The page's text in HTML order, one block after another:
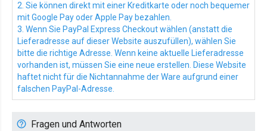
2. Sie können direkt mit einer Kreditkarte oder noch bequemer
mit Google Pay oder Apple Pay bezahlen.
3. Wenn Sie PayPal Express Checkout wählen (anstatt die
Lieferadresse auf dieser Website auszufüllen), wählen Sie
bitte die richtige Adresse. Wenn keine aktuelle Lieferadresse
vorhanden ist, müssen Sie eine neue erstellen. Diese Website
haftet nicht für die Nichtannahme der Ware aufgrund einer
falschen PayPal-Adresse.
Fragen und Antworten